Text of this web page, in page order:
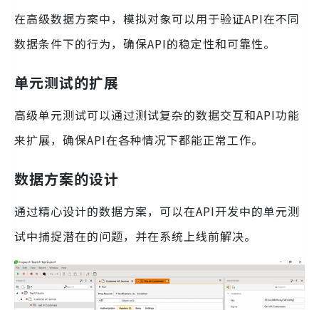
在高级数据方案中，模拟对象可以用于验证API在不同
数据条件下的行为，确保API的稳定性和可靠性。
单元测试的扩展
高级单元测试可以通过测试复杂的数据交互和API功能
来扩展，确保API在各种情况下都能正常工作。
数据方案的设计
通过精心设计的数据方案，可以在API开发中的单元测
试中捕捉潜在的问题，并在系统上线前解决。